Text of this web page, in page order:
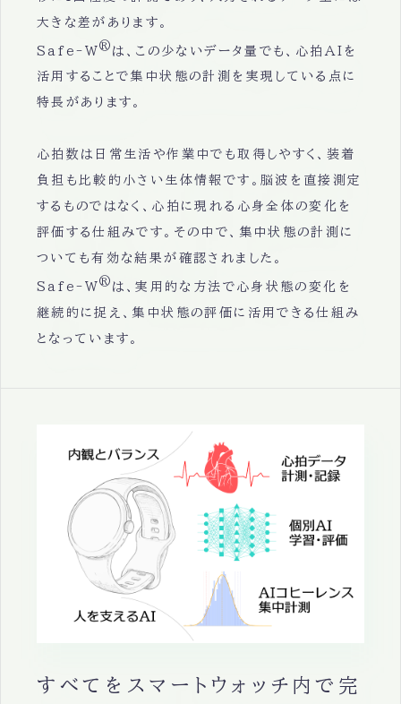
大きな差があります。
Safe-W® は、この少ないデータ量でも、心拍AIを
活用することで集中状態の計測を実現している点に
特長があります。
心拍数は日常生活や作業中でも取得しやすく、装着
負担も比較的小さい生体情報です。脳波を直接測定
するものではなく、心拍に現れる心身全体の変化を
評価する仕組みです。その中で、集中状態の計測に
ついても有効な結果が確認されました。
Safe-W® は、実用的な方法で心身状態の変化を
継続的に捉え、集中状態の評価に活用できる仕組み
となっています。
すべてをスマートウォッチ内で完